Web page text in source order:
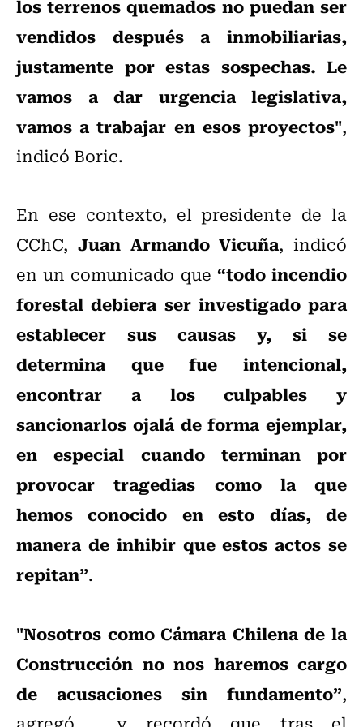
los terrenos quemados no puedan ser
vendidos después a inmobiliarias,
justamente por estas sospechas. Le
vamos a dar urgencia legislativa,
vamos a trabajar en esos proyectos",
indicó Boric.
En ese contexto, el presidente de la
CChC, Juan Armando Vicuña, indicó
en un comunicado que “todo incendio
forestal debiera ser investigado para
establecer sus causas y, si se
determina que fue intencional,
encontrar a los culpables y
sancionarlos ojalá de forma ejemplar,
en especial cuando terminan por
provocar tragedias como la que
hemos conocido en esto días, de
manera de inhibir que estos actos se
repitan”.
"Nosotros como Cámara Chilena de la
Construcción no nos haremos cargo
de acusaciones sin fundamento”,